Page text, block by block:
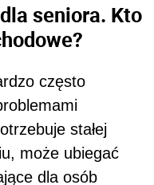
seniora. Kto
często
stałej
może ubiegać
dla osób